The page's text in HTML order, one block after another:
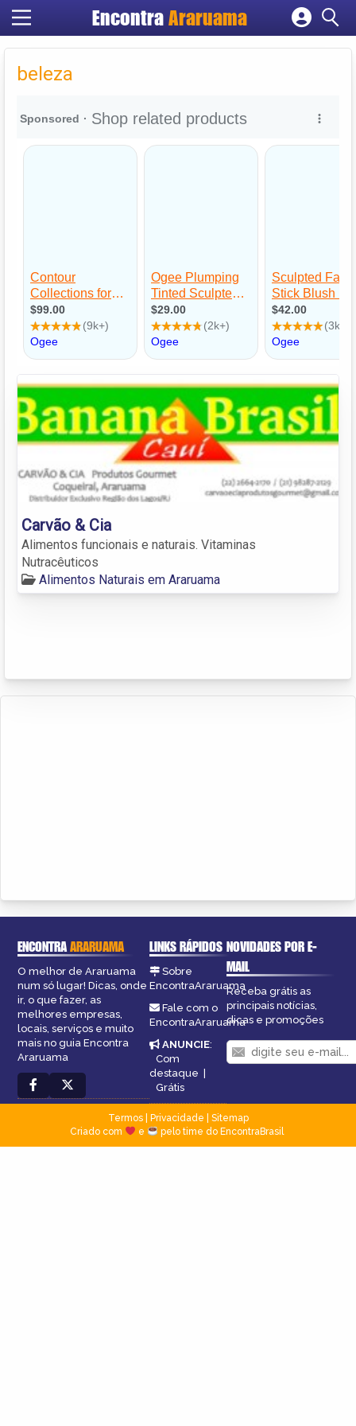
EncontraAraruama
Cadastrar empresa
beleza
Carvão & Cia
Alimentos funcionais e naturais. Vitaminas
Nutracêuticos
Alimentos Naturais em Araruama
ENCONTRAARARUAMA
O melhor de Araruama
num só lugar! Dicas, onde
ir, o que fazer, as
melhores empresas,
locais, serviços e muito
mais no guia Encontra
Araruama
LINKS RÁPIDOS
Sobre
EncontraAraruama
Fale com o
EncontraAraruama
ANUNCIE:
Com
destaque |
Grátis
NOVIDADES POR E-
MAIL
Receba grátis as
principais notícias,
dicas e promoções
Termos| Privacidade
Sitemap
Criado com
e pelo time do EncontraBrasil